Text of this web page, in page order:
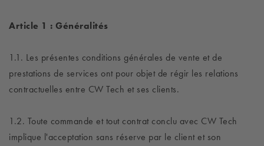
Article 1 : Généralités
1.1. Les présentes conditions générales de vente et de
prestations de services ont pour objet de régir les relations
contractuelles entre CW Tech et ses clients.
1.2. Toute commande et tout contrat conclu avec CW Tech
implique l'acceptation sans réserve par le client et son